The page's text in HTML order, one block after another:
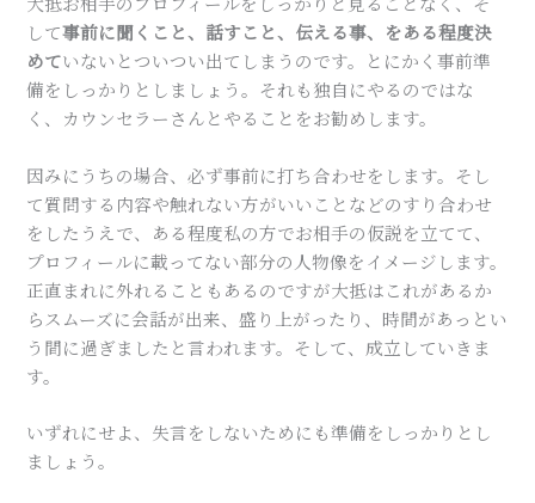
して事前に聞くこと、話すこと、伝える事、をある程度決
めていないとついつい出てしまうのです。とにかく事前準
備をしっかりとしましょう。それも独自にやるのではな
く、カウンセラーさんとやることをお勧めします。
因みにうちの場合、必ず事前に打ち合わせをします。そし
て質問する内容や触れない方がいいことなどのすり合わせ
をしたうえで、ある程度私の方でお相手の仮説を立てて、
プロフィールに載ってない部分の人物像をイメージします。
正直まれに外れることもあるのですが大抵はこれがあるか
らスムーズに会話が出来、盛り上がったり、時間があっとい
う間に過ぎましたと言われます。そして、成立していきま
す。
いずれにせよ、失言をしないためにも準備をしっかりとし
ましょう。